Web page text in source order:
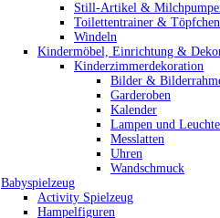
Still-Artikel &
Toilettentrainer & Töpfchen
Windeln
Kindermöbel, Einrichtung &
Kinderzimmerdekoration
Bilder &
Garderoben
Kalender
Lampen und
Messlatten
Uhren
Wandschmuck
Babyspielzeug
Activity Spielzeug
Hampelfiguren